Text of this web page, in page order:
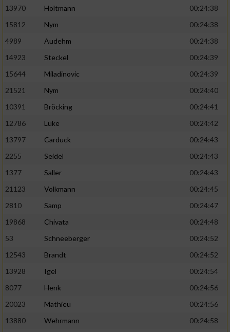
13970
Holtmann
00:24:38
15812
Nym
00:24:38
4989
Audehm
00:24:38
14923
Steckel
00:24:39
15644
Miladinovic
00:24:39
21521
Nym
00:24:40
10391
Bröcking
00:24:41
12786
Lüke
00:24:42
13797
Carduck
00:24:43
2255
Seidel
00:24:43
1377
Saller
00:24:43
21123
Volkmann
00:24:45
2810
Samp
00:24:47
19868
Chivata
00:24:48
53
Schneeberger
00:24:52
12543
Brandt
00:24:52
13928
Igel
00:24:54
8077
Henk
00:24:56
20023
Mathieu
00:24:56
13880
Wehrmann
00:24:58